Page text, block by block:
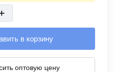
в корзину
оптовую цену